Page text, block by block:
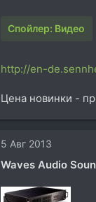
Спойлер: Видео
http://en-
Цена новинки -
5 Авг 2013
Waves Audio